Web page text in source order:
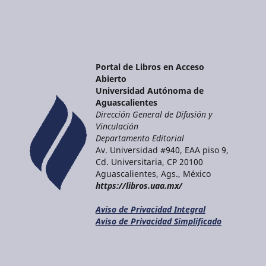
Portal de Libros en Acceso
Abierto
Universidad Autónoma de
Aguascalientes
Dirección General de Difusión y
Vinculación
Departamento Editorial
Av. Universidad #940, EAA piso 9,
Cd. Universitaria, CP 20100
Aguascalientes, Ags., México
https://libros.uaa.mx/
Aviso de Privacidad Integral
Aviso de Privacidad Simplificado